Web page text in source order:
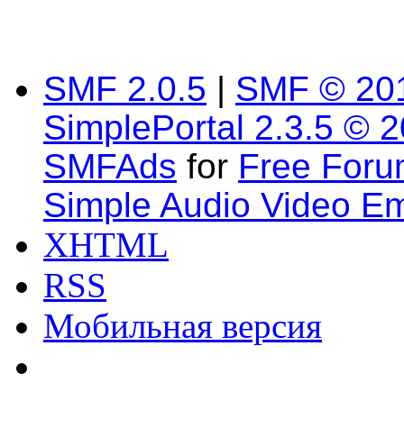
SMF 2.0.5 | SMF ©
SimplePortal 2.3.5 ©
SMFAds for Free
Simple Audio Video
XHTML
RSS
Мобильная версия